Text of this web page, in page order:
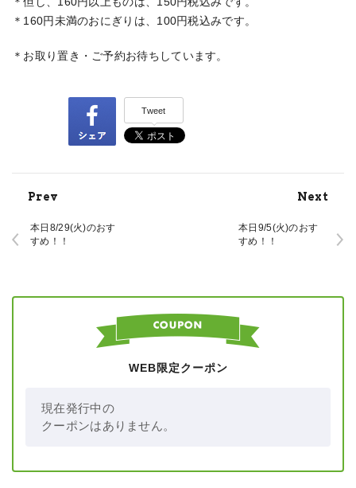
＊160円未満のおにぎりは、100円税込みです。
＊お取り置き・ご予約お待ちしています。
Tweet
本日9/5(火)のおす
すめ！！
Next
本日8/29(火)のおす
すめ！！
Prev
WEB限定クーポン
現在発行中の
クーポンはありません。